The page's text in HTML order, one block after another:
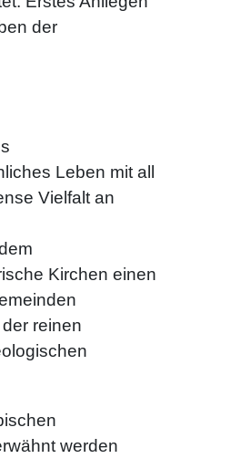
der
Leben mit all
Vielfalt an
Kirchen einen
reinen
werden